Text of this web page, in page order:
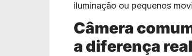
iluminação ou pequenos
Câmera
a diferença